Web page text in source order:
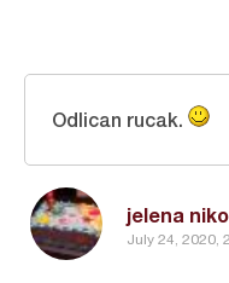
jelena
July 24, 2020,
Odlican rucak.